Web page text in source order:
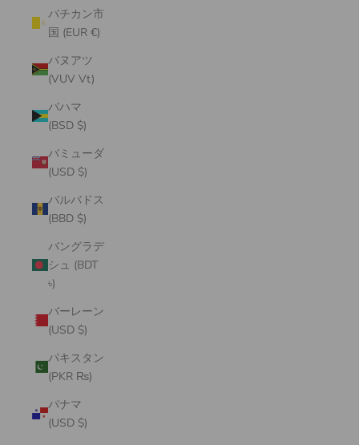
バチカン市
国 (EUR €)
バヌアツ
(VUV Vt)
バハマ
(BSD $)
バミューダ
(USD $)
バルバドス
(BBD $)
バングラデ
シュ (BDT
৳)
バーレーン
(USD $)
パキスタン
(PKR ₨)
パナマ
(USD $)